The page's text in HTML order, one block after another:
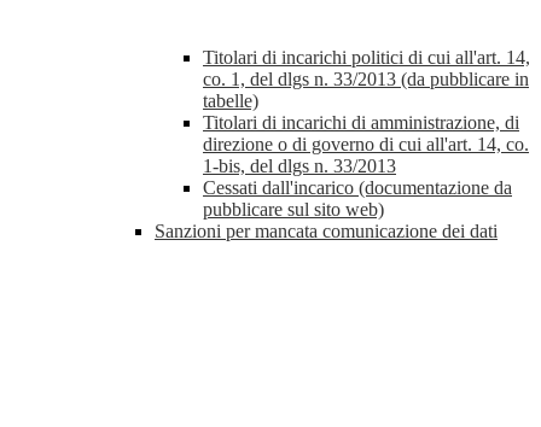
Titolari di incarichi politici di cui all'art. 14,
co. 1, del dlgs n. 33/2013 (da pubblicare in
tabelle)
Titolari di incarichi di amministrazione, di
direzione o di governo di cui all'art. 14, co.
1-bis, del dlgs n. 33/2013
Cessati dall'incarico (documentazione da
pubblicare sul sito web)
Sanzioni per mancata comunicazione dei dati